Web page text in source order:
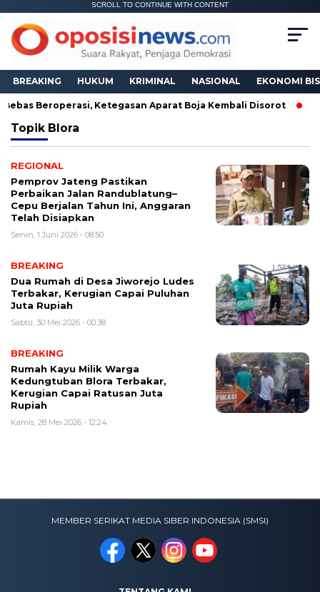
SCROLL TO CONTINUE WITH CONTENT
BREAKING HUKUM KRIMINAL NASIONAL EKONOMI
Beroperasi, Ketegasan Aparat Boja Kembali Disorot
Topik Blora
REGIONAL
Pemprov Jateng Pastikan
Perbaikan Jalan Randublatung–
Cepu Berjalan Tahun Ini, Anggaran
Telah Disiapkan
Senin, 1 Juni 2026 - 08:50
BREAKING
Dua Rumah di Desa Jiworejo Ludes
Terbakar, Kerugian Capai Puluhan
Juta Rupiah
Sabtu, 30 Mei 2026 - 00:38
BREAKING
Rumah Kayu Milik Warga
Kedungtuban Blora Terbakar,
Kerugian Capai Ratusan Juta
Rupiah
Kamis, 28 Mei 2026 - 12:24
MEMBER SERIKAT MEDIA SIBER INDONESIA (SMSI)